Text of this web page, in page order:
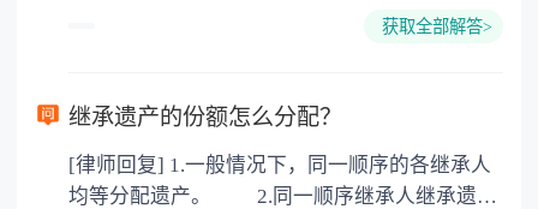
下都是不需要公证的，当然，如果需要公正的也
以防对财产继承发生纠纷，可以对遗产继承进行
公证。
获取全部解答>
继承遗产的份额怎么分配？
[律师回复] 1.一般情况下，同一顺序的各继承人
均等分配遗产。 2.同一顺序继承人继承遗产